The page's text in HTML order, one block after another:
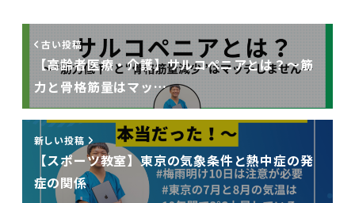
古い投稿
【高齢者医療・介護】サルコペニアとは？〜筋
力と骨格筋量はマッ…
新しい投稿
【スポーツ教室】東京の気象条件と熱中症の発
症の関係